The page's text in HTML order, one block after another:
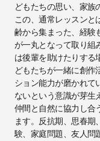
どもたちの思い、家族
この、通常レッスンと
齢から集まった、経験
が⼀丸となって取り組
は後輩を助けたりする
どもたちが⼀緒に創作
ション能力が磨かれて
ないという意識が芽生
仲間と⾃然に協⼒し合
ます。反抗期、思春期
験、家庭問題、友⼈問